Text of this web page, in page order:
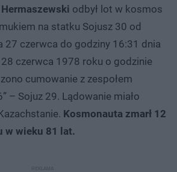
Hermaszewski odbył lot w kosmos
na statku Sojusz 30 od
27 czerwca do godziny 16:31 dnia
czerwca 1978 roku o godzinie
cumowanie z zespołem
– Sojuz 29. Lądowanie miało
Kosmonauta zmarł 12
w wieku 81 lat.